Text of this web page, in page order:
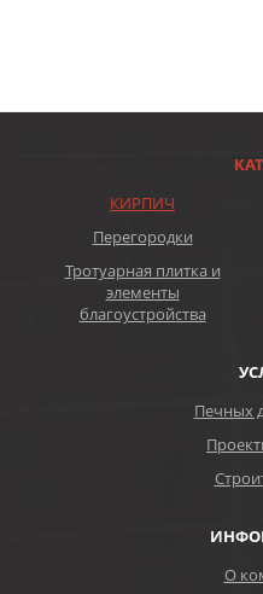
КИРПИЧ
Перегородки
Тротуарная плитка и
элементы
благоустройства
Печных
О